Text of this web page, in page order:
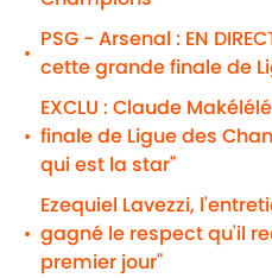
•
PSG - Arsenal : EN
cette grande finale de
•
EXCLU : Claude
finale de Ligue des
qui est la star"
•
Ezequiel Lavezzi,
gagné le respect qu'il
premier jour"